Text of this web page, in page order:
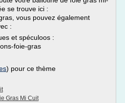
se trouve ici :
vous pouvez également
:
et spéculoos :
foie-gras
) pour ce thème
Gras Mi Cuit